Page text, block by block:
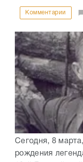
Комментарии
Сегодня, 8
рождения